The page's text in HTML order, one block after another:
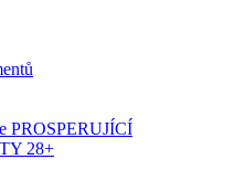
PROSPERUJÍCÍ
28+